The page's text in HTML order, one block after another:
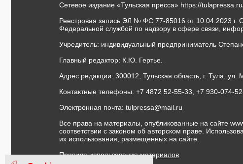
Сетевое издание «Тульская пресса» https://
Реестровая запись ЭЛ № ФС 77-85016 от 10.04.2023 г.
Федеральной службой по надзору в сфере связи,
Учредитель: индивидуальный предприниматель
Главный редактор: К.Ю. Гертье.
Адрес редакции: 300012, Тульская область, г. Тула,
Контактные телефоны: +7 4872 52-55-33, +7 930-074-
Электронная почта: tulpressa@mail.ru
Все права на материалы, опубликованные на сайте
соответствии с законом об авторском праве.
их использования, размещенных на сайте.
Правила использования материалов